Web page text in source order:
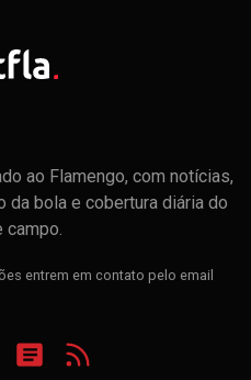
ao Flamengo, com notícias,
da bola e cobertura diária do
campo.
entrem em contato pelo email